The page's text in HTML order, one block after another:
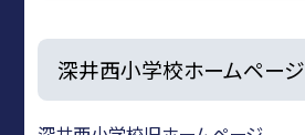
深井西小学校ホームページ